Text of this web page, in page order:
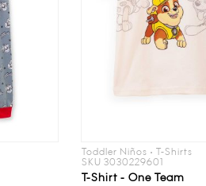
Toddler Niños • T-Shirts
SKU 3030229601
T-Shirt - One Team